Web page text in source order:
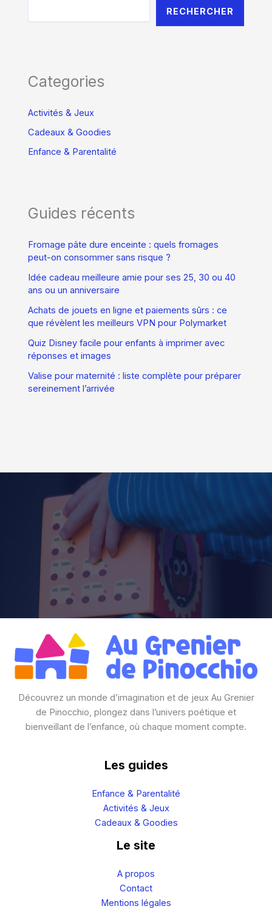
RECHERCHER
Categories
Activités & Jeux
Cadeaux & Goodies
Enfance & Parentalité
Guides récents
Fromage pâte dure enceinte : quels fromages
peut-on consommer sans risque ?
Idée cadeau meilleure amie pour ses 25, 30 ou 40
ans ou un anniversaire
Achats de jouets en ligne et paiements sûrs : ce
que révèlent les meilleurs VPN pour Polymarket
Quiz Disney facile pour enfants à imprimer avec
réponses et images
Valise pour maternité : liste complète pour préparer
sereinement l’arrivée
Découvrez un monde d’imagination et de jeux Au Grenier
de Pinocchio, plongez dans l’univers poétique et
bienveillant de l’enfance, où chaque moment compte.
Les guides
Enfance & Parentalité
Activités & Jeux
Cadeaux & Goodies
Le site
A propos
Contact
Mentions légales